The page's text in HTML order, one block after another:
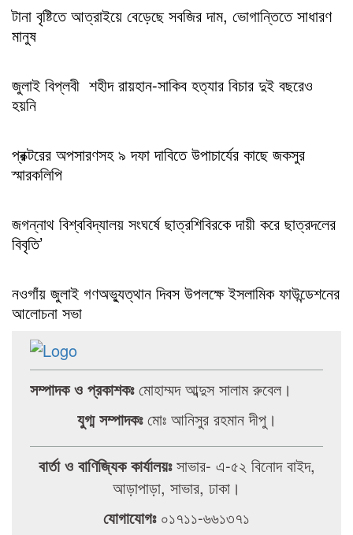
টানা বৃষ্টিতে আত্রাইয়ে বেড়েছে সবজির দাম, ভোগান্তিতে সাধারণ
মানুষ
জুলাই বিপ্লবী শহীদ রায়হান-সাকিব হত্যার বিচার দুই বছরেও
হয়নি
প্রক্টরের অপসারণসহ ৯ দফা দাবিতে উপাচার্যের কাছে জকসুর
স্মারকলিপি
জগন্নাথ বিশ্ববিদ্যালয় সংঘর্ষে ছাত্রশিবিরকে দায়ী করে ছাত্রদলের
বিবৃতি’
নওগাঁয় জুলাই গণঅভ্যুত্থান দিবস উপলক্ষে ইসলামিক ফাউন্ডেশনের
আলোচনা সভা
সম্পাদক ও প্রকাশকঃমোহাম্মদ আব্দুস সালাম রুবেল।
যুগ্ম সম্পাদকঃমোঃ আনিসুর রহমান দীপু।
বার্তা ও বাণিজ্যিক কার্যালয়ঃসাভার- এ-৫২ বিনোদ বাইদ,
আড়াপাড়া, সাভার, ঢাকা।
যোগাযোগঃ০১৭১১-৬৬১৩৭১